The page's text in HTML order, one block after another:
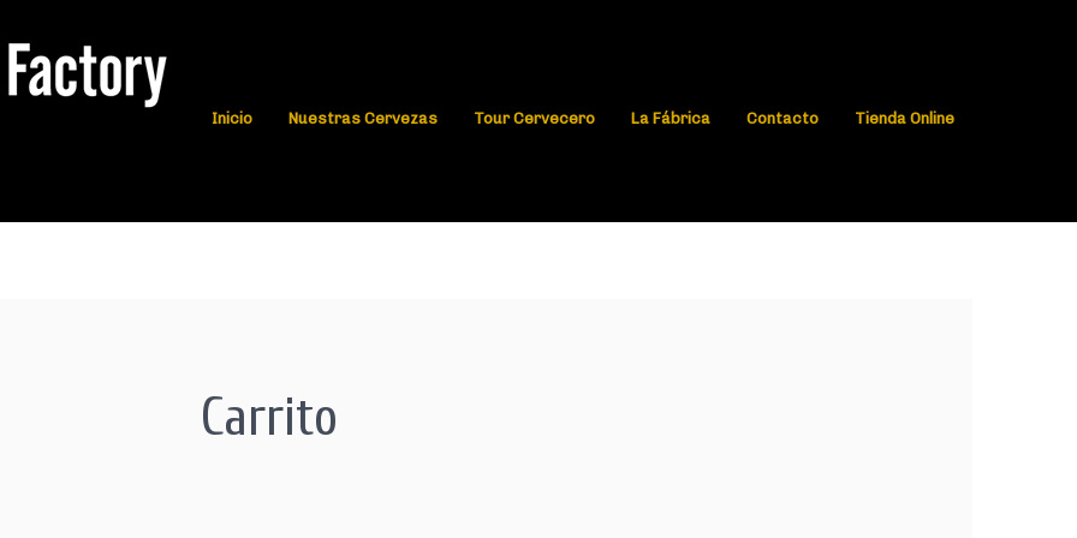
Inicio Nuestras Cervezas Tour Cervecero La Fábrica Contacto Tienda Online
Carrito